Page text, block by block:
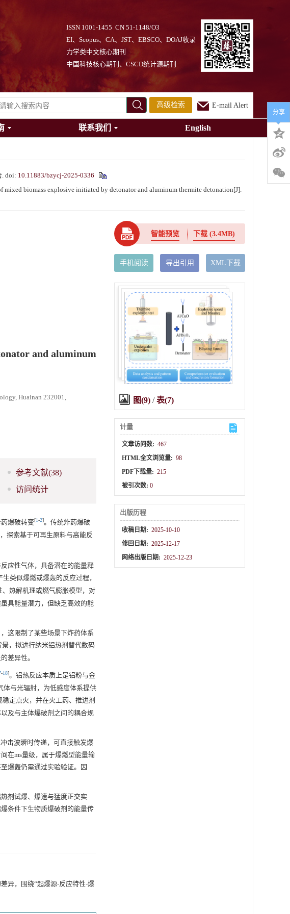
ISSN 1001-1455 CN 51-1148/O3
EI、Scopus、CA、JST、EBSCO、DOAJ收录
力学类中文核心期刊
中国科技核心期刊、CSCD统计源期刊
高级检索 E-mail Alert
联系我们 English
. doi: 10.11883/bzycj-2025-0336
biomass explosive initiated by detonator and aluminum thermite detonation[J].
and aluminum
Huainan 232001,
参考文献(38)
访问统计
爆破转变[1-2]。传统炸药爆破
探索基于可再生原料与高能反
应性气体，具备潜在的能量释
类似爆燃或爆轰的反应过程，
热解机理或燃气膨胀模型，对
具能量潜力，但缺乏高效的能
这限制了某些场景下炸药体系
，拟进行纳米铝热剂替代数码
差异性。
-18]。铝热反应本质上是铝粉与金
与光辐射，为低感度体系提供
定点火，并在火工药、推进剂
及与主体爆破剂之间的耦合规
击波瞬时传递，可直接触发爆
在ms量级，属于爆燃型能量输
爆轰仍需通过实验验证。因
剂试爆、爆速与猛度正交实
条件下生物质爆破剂的能量传
异，围绕“起爆源-反应特性-爆
智能预览 下载(3.4MB)
手机阅读 导出引用 XML下载
图(9) /表(7)
计量
文章访问数: 467
HTML全文浏览量: 98
PDF下载量: 215
被引次数:0
出版历程
收稿日期: 2025-10-10
修回日期: 2025-12-17
网络出版日期: 2025-12-23
分享